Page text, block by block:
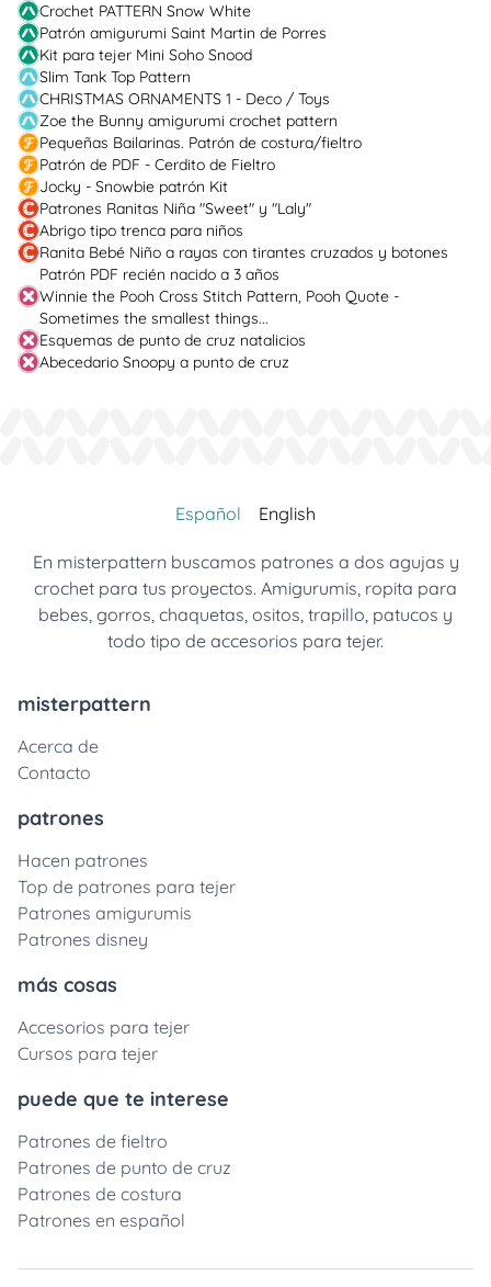
Crochet PATTERN Snow White
Patrón amigurumi Saint Martin de Porres
Kit para tejer Mini Soho Snood
Slim Tank Top Pattern
CHRISTMAS ORNAMENTS 1 - Deco / Toys
Zoe the Bunny amigurumi crochet pattern
Pequeñas Bailarinas. Patrón de costura/fieltro
Patrón de PDF - Cerdito de Fieltro
Jocky - Snowbie patrón Kit
Patrones Ranitas Niña "Sweet" y "Laly"
Abrigo tipo trenca para niños
Ranita Bebé Niño a rayas con tirantes cruzados y botones
Patrón PDF recién nacido a 3 años
Winnie the Pooh Cross Stitch Pattern, Pooh Quote -
Sometimes the smallest things...
Esquemas de punto de cruz natalicios
Abecedario Snoopy a punto de cruz
Español English
En misterpattern buscamos patrones a dos agujas y
crochet para tus proyectos. Amigurumis, ropita para
bebes, gorros, chaquetas, ositos, trapillo, patucos y
todo tipo de accesorios para tejer.
misterpattern
Acerca de
Contacto
patrones
Hacen patrones
Top de patrones para tejer
Patrones amigurumis
Patrones disney
más cosas
Accesorios para tejer
Cursos para tejer
puede que te interese
Patrones de fieltro
Patrones de punto de cruz
Patrones de costura
Patrones en español